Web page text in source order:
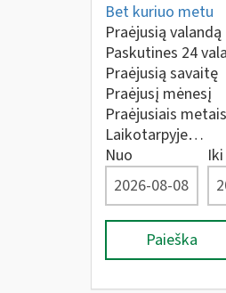
Bet kuriuo metu
Praėjusią valandą
Paskutines 24
Praėjusią savaitę
Praėjusį mėnesį
Praėjusiais metais
Laikotarpyje…
Nuo
Iki
Paieška